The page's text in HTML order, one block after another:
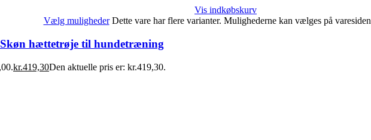
Vis indkøbskurv
Vælg muligheder Dette vare har flere varianter. Mulighederne kan vælges på varesiden
hættetrøje til hundetræning
kr.419,30Den aktuelle pris er: kr.419,30.